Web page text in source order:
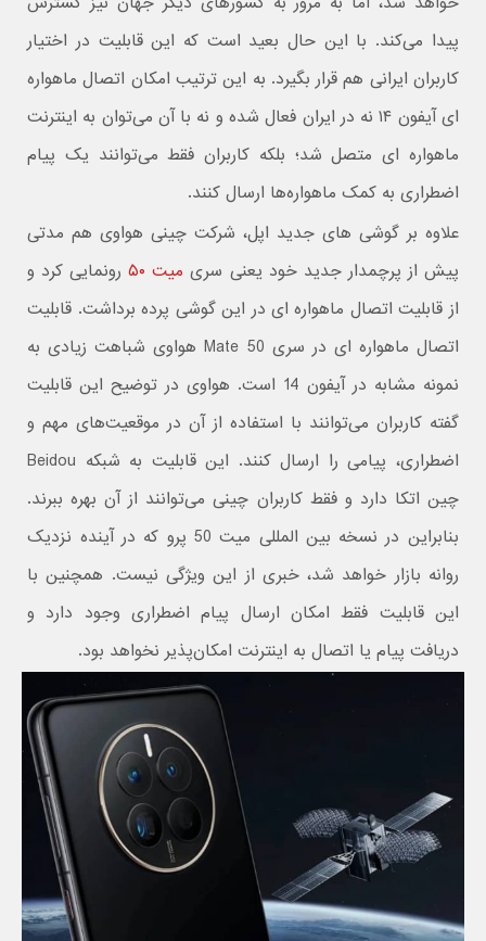
پیدا می‌کند. با این حال بعید است که این قابلیت در اختیار
کاربران ایرانی هم قرار بگیرد. به این ترتیب امکان اتصال ماهواره
ای آیفون ۱۴ نه در ایران فعال شده و نه با آن می‌توان به اینترنت
ماهواره ای متصل شد؛ بلکه کاربران فقط می‌توانند یک پیام
اضطراری به کمک ماهواره‌ها ارسال کنند.
علاوه بر گوشی های جدید اپل، شرکت چینی هواوی هم مدتی
پیش از پرچمدار جدید خود یعنی سری میت ۵۰
رونمایی کرد و
از قابلیت اتصال ماهواره ای در این گوشی پرده برداشت. قابلیت
اتصال ماهواره ای در سری Mate 50 هواوی شباهت زیادی به
نمونه مشابه در آیفون 14 است. هواوی در توضیح این قابلیت
گفته کاربران می‌توانند با استفاده از آن در موقعیت‌های مهم و
اضطراری، پیامی را ارسال کنند. این قابلیت به شبکه Beidou
چین اتکا دارد و فقط کاربران چینی می‌توانند از آن بهره ببرند.
بنابراین در نسخه بین المللی میت 50 پرو که در آینده نزدیک
روانه بازار خواهد شد، خبری از این ویژگی نیست. همچنین با
این قابلیت فقط امکان ارسال پیام اضطراری وجود دارد و
دریافت پیام یا اتصال به اینترنت امکان‌پذیر نخواهد بود.